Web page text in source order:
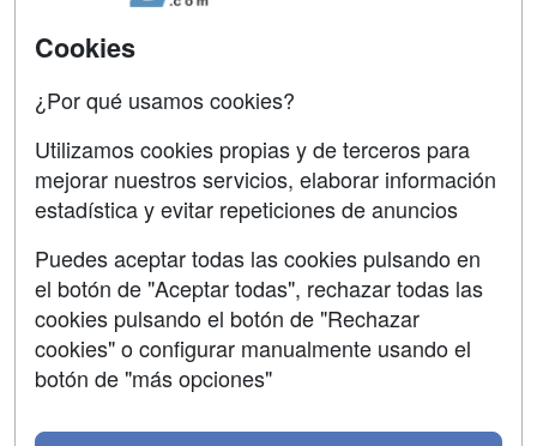
Acceso Centros
Contactar
Confidencialidad
Aviso legal
Copyleft
Cookies
¿Por qué usamos cookies?
Utilizamos cookies propias y de terceros para
mejorar nuestros servicios, elaborar información
estadística y evitar repeticiones de anuncios
Puedes aceptar todas las cookies pulsando en
el botón de "Aceptar todas", rechazar todas las
cookies pulsando el botón de "Rechazar
cookies" o configurar manualmente usando el
botón de "más opciones"